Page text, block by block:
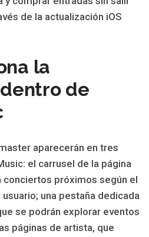
de la actualización iOS
la
de
aparecerán en tres
el carrusel de la página
conciertos próximos según el
una pestaña dedicada
se podrán explorar eventos
páginas de artista, que